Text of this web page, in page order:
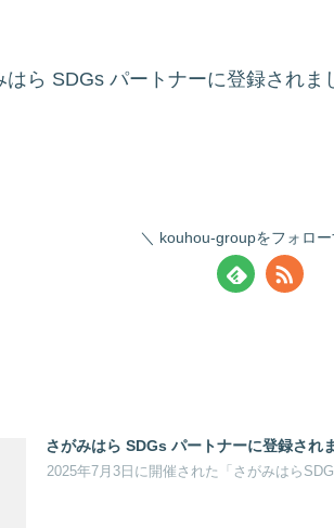
はら SDGs パートナーに登録されま
kouhou-groupをフォロー
さがみはら SDGs パートナーに登録され
2025年7月3日に開催された「さがみはら